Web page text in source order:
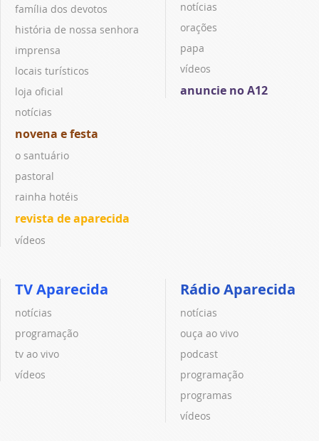
família dos devotos
história de nossa senhora
imprensa
locais turísticos
loja oficial
notícias
novena e festa
o santuário
pastoral
rainha hotéis
revista de aparecida
vídeos
notícias
orações
papa
vídeos
anuncie no A12
TV Aparecida
notícias
programação
tv ao vivo
vídeos
Rádio Aparecida
notícias
ouça ao vivo
podcast
programação
programas
vídeos